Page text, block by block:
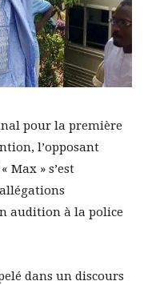
pour la première
l’opposant
Max » s’est
audition à la police
dans un discours